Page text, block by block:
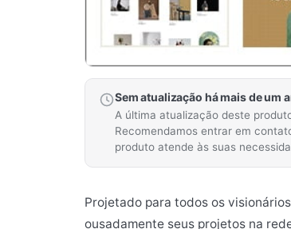
Sem atualização há mais de um
A última atualização deste
Recomendamos entrar em
produto atende às suas
Projetado para todos os
ousadamente seus projetos na